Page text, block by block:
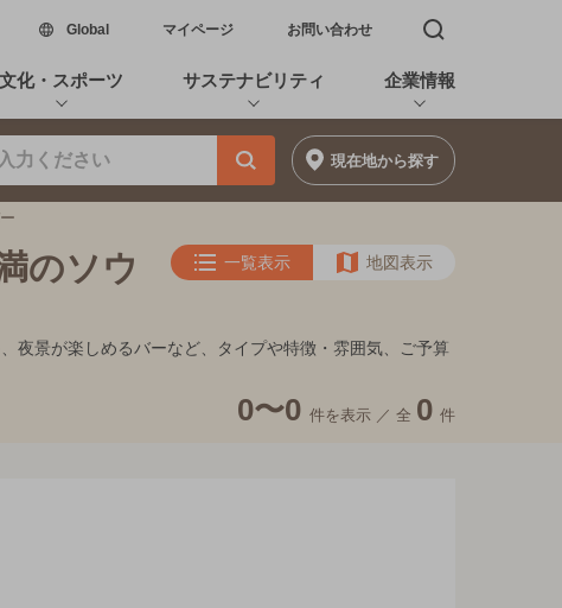
Global新しいウィンドウで開く
マイページ お問い合わせ 検索窓を開く
文化・スポーツ サステナビリティ 企業情報
現在地から探す
のソウ
一覧表示 地図表示
夜景が楽しめるバーなど、タイプや特徴・雰囲気、ご予算
0〜0 件を表示 ／ 全 0 件